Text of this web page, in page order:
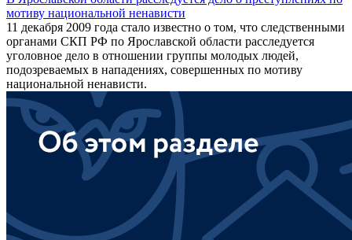
мотиву национальной ненависти
11 декабря 2009 года стало известно о том, что следственными
органами СКП РФ по Ярославской области расследуется
уголовное дело в отношении группы молодых людей,
подозреваемых в нападениях, совершенных по мотиву
национальной ненависти.